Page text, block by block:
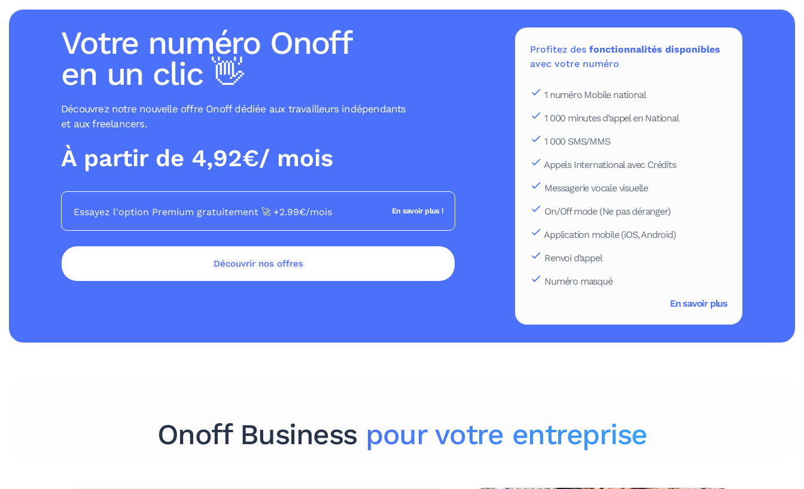
Votre numéro Onoff
en un clic 👋
Découvrez notre nouvelle offre Onoff dédiée aux travailleurs indépendants
et aux freelancers.
À partir de 4,92€/ mois
Essayez l'option Premium gratuitement 🚀 +2.99€/mois En savoir plus !
Découvrir nos offres
Profitez desfonctionnalités disponibles
avec votre numéro
1 numéro Mobile national
1 000 minutes d’appel en National
1 000 SMS/MMS
Appels International avec Crédits
Messagerie vocale visuelle
On/Off mode (Ne pas déranger)
Application mobile (iOS, Android)
Renvoi d’appel
Numéro masqué
En savoir plus
Onoff Business pour votre entreprise